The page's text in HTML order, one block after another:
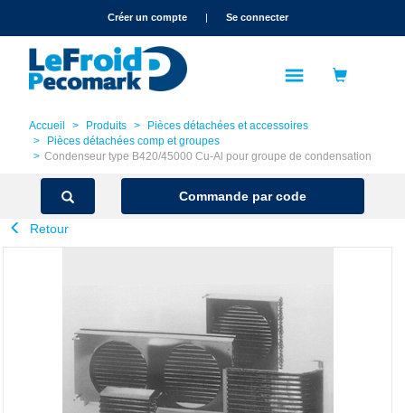
text.skipToNavigationCréer un compte | Se connecter
Accueil Produits
Pièces détachées et accessoires
Pièces détachées comp et groupes
Condenseur type B420/45000 Cu-Al pour groupe de condensation
Commande par code
Retour